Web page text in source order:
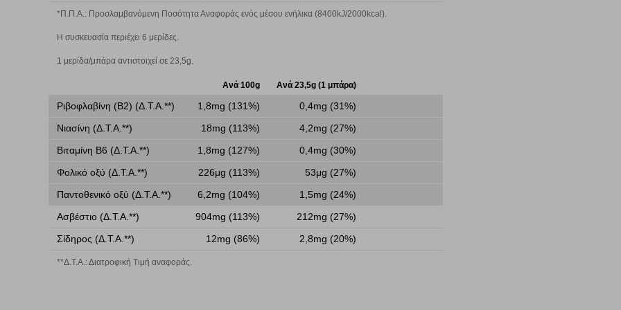
*Π.Π.Α.: Προσλαμβανόμενη Ποσότητα Αναφοράς ενός μέσου ενήλικα (8400kJ/2000kcal).
H συσκευασία περιέχει 6 μερίδες.
1 μερίδα/μπάρα αντιστοιχεί σε 23,5g.
Ανά 100g Ανά 23,5g (1 μπάρα)
Ριβοφλαβίνη (Β2) (Δ.Τ.Α.**) 1,8mg (131%)
0,4mg (31%)
Νιασίνη (Δ.Τ.Α.**)
18mg (113%)
4,2mg (27%)
Βιταμίνη Β6 (Δ.Τ.Α.**)
1,8mg (127%)
0,4mg (30%)
Φολικό οξύ (Δ.Τ.Α.**)
226μg (113%)
53μg (27%)
Παντοθενικό οξύ (Δ.Τ.Α.**)
6,2mg (104%)
1,5mg (24%)
Ασβέστιο (Δ.Τ.Α.**)
904mg (113%)
212mg (27%)
Σίδηρος (Δ.Τ.Α.**)
12mg (86%) 2,8mg (20%)
**Δ.Τ.Α.: Διατροφική Τιμή αναφοράς.
λειτουργιών και εξατομίκευσης, όπως π.χ. ζωντανή συνομιλία. Μπορούν να ορισθούν από εμάς ή /και από τρίτους παρόχους, των
αποδοχή αυτής της κατηγορίας cookies, ορισμένες ή όλες από αυτές τις λειτουργίες ενδέχεται να μην λειτουργούν σωστά.
μας (με αντικείμενο τη διαφήμιση) μέσω του ιστότοπού μας. Εφ’ όσον τα επιλέξετε, μπορεί να χρησιμοποιηθούν από τους ανωτέρω
την εμφάνιση σχετικών διαφημίσεων σε άλλες τοποθεσίες. Τα cookies στόχευσης λειτουργούν αναγνωρίζοντας με μοναδικό τρόπο
να ενημερωνόμαστε για την επισκεψιμότητα του ιστότοπού μας, ώστε να μπορούμε να βελτιώσουμε την απόδοσή του. Μας βοηθούν
δημοφιλείς και να βλέπουμε την αλληλεπίδραση του χρήστη και το χρόνο παραμονής του. Οι πληροφορίες που συλλέγονται από αυτά
δεν επιτρέψετε την αποδοχή αυτής της κατηγορίας cookies, δεν θα γνωρίζουμε πότε έχετε επισκεφθεί την τοποθεσία μας.